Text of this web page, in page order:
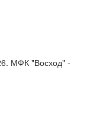
МФК "Восход" -